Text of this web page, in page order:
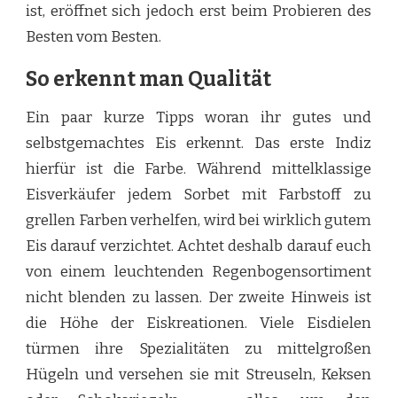
ist, eröffnet sich jedoch erst beim Probieren des
Besten vom Besten.
So erkennt man Qualität
Ein paar kurze Tipps woran ihr gutes und
selbstgemachtes Eis erkennt. Das erste Indiz
hierfür ist die Farbe. Während mittelklassige
Eisverkäufer jedem Sorbet mit Farbstoff zu
grellen Farben verhelfen, wird bei wirklich gutem
Eis darauf verzichtet. Achtet deshalb darauf euch
von einem leuchtenden Regenbogensortiment
nicht blenden zu lassen. Der zweite Hinweis ist
die Höhe der Eiskreationen. Viele Eisdielen
türmen ihre Spezialitäten zu mittelgroßen
Hügeln und versehen sie mit Streuseln, Keksen